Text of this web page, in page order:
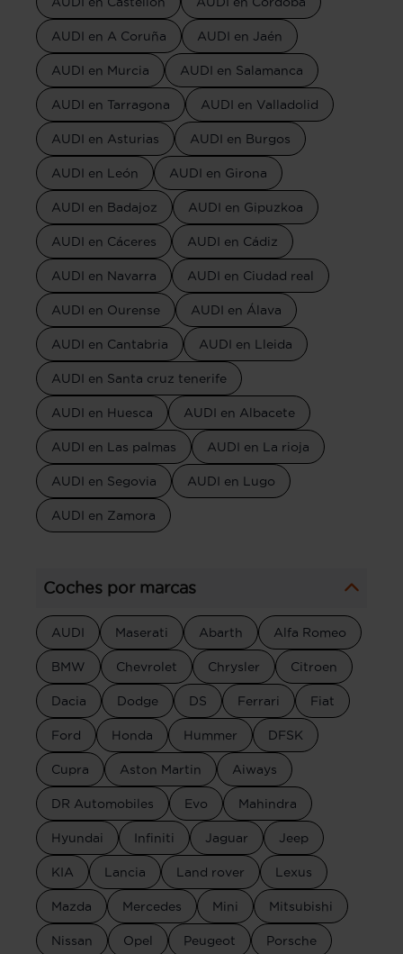
AUDI en A Coruña AUDI en Jaén
AUDI en Murcia AUDI en Salamanca
AUDI en Tarragona AUDI en Valladolid
AUDI en Asturias AUDI en Burgos
AUDI en León AUDI en Girona
AUDI en Badajoz AUDI en Gipuzkoa
AUDI en Cáceres AUDI en Cádiz
AUDI en Navarra AUDI en Ciudad real
AUDI en Ourense AUDI en Álava
AUDI en Cantabria AUDI en Lleida
AUDI en Santa cruz tenerife
AUDI en Huesca AUDI en Albacete
AUDI en Las palmas AUDI en La rioja
AUDI en Segovia AUDI en Lugo
AUDI en Zamora
Coches por marcas
AUDI Maserati Abarth Alfa Romeo
BMW Chevrolet Chrysler Citroen
Dacia Dodge DS Ferrari Fiat
Ford Honda Hummer DFSK
Cupra Aston Martin Aiways
DR Automobiles Evo Mahindra
Hyundai Infiniti Jaguar Jeep
KIA Lancia Land rover Lexus
Mazda Mercedes Mini Mitsubishi
Nissan Opel Peugeot Porsche